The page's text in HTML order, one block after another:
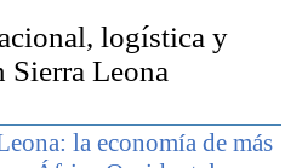
,Negocios
.
logística y
Sierra Leona
la economía de más